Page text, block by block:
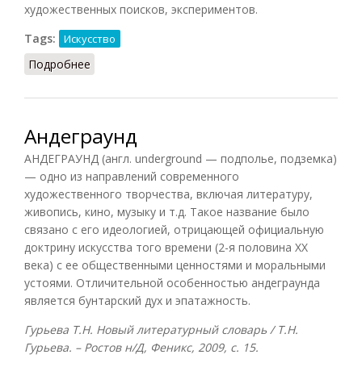
художественных поисков, экспериментов.
Tags:
Искусство
Подробнее
Андеграунд
АНДЕГРАУНД (англ. underground — подполье, подземка)
— одно из направлений современного
художественного творчества, включая литературу,
живопись, кино, музыку и т.д. Такое название было
связано с его идеологией, отрицающей официальную
доктрину искусства того времени (2-я половина XX
века) с ее общественными ценностями и моральными
устоями. Отличительной особенностью андеграунда
является бунтарский дух и эпатажность.
Гурьева Т.Н. Новый литературный словарь / Т.Н.
Гурьева. – Ростов н/Д, Феникс, 2009, с. 15.